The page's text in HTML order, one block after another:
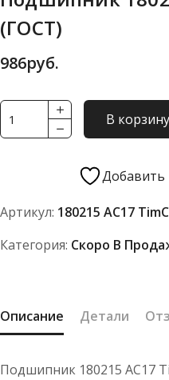
(ГОСТ)
986руб.
Количество
товара
TimCo
В корзину
Добавить
Артикул: 180215 АС17
Категория: Скоро В
Описание Детали
Подшипник 180215 АС17